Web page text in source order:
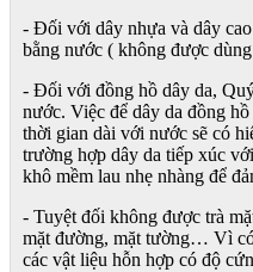
- Đối với dây nhựa và dây
bằng nước ( không được
- Đối với đồng hồ dây da,
nước. Việc để dây da đồng
thời gian dài với nước sẽ có
trường hợp dây da tiếp xúc
khô mềm lau nhẹ nhàng để
- Tuyệt đối không được trà
mặt đường, mặt tường… Vì
các vật liệu hỗn hợp có độ